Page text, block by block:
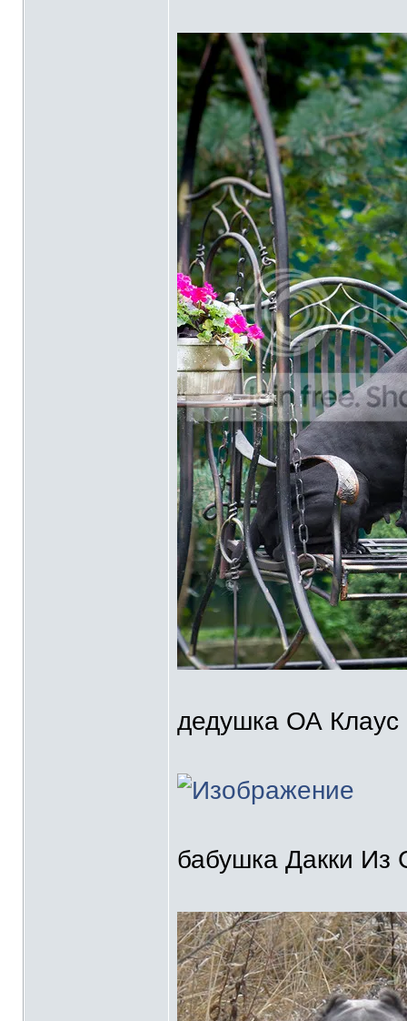
дедушка ОА
бабушка Дакки